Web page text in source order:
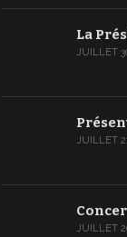
La
JUILLET
JUILLET
JUILLET